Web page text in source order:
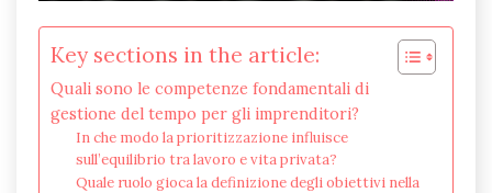
Key sections in the article:
Quali sono le competenze fondamentali di
gestione del tempo per gli imprenditori?
In che modo la prioritizzazione influisce
sull’equilibrio tra lavoro e vita privata?
Quale ruolo gioca la definizione degli obiettivi nella